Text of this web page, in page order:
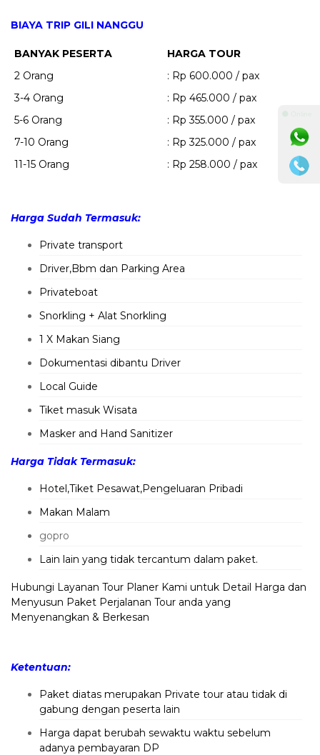
BIAYA TRIP GILI NANGGU
BANYAK PESERTA
HARGA TOUR
2 Orang
: Rp 600.000 / pax
3-4 Orang
: Rp 465.000 / pax
5-6 Orang
: Rp 355.000 / pax
7-10 Orang
: Rp 325.000 / pax
11-15 Orang
: Rp 258.000 / pax
Harga Sudah Termasuk:
Private transport
Driver,Bbm dan Parking Area
Privateboat
Snorkling + Alat Snorkling
1 X Makan Siang
Dokumentasi dibantu Driver
Local Guide
Tiket masuk Wisata
Masker and Hand Sanitizer
Harga Tidak Termasuk:
Hotel,Tiket Pesawat,Pengeluaran Pribadi
Makan Malam
gopro
Lain lain yang tidak tercantum dalam paket.
Hubungi Layanan Tour Planer Kami untuk Detail Harga dan
Menyusun Paket Perjalanan Tour anda yang
Menyenangkan & Berkesan
Ketentuan:
Paket diatas merupakan Private tour atau tidak di
gabung dengan peserta lain
Harga dapat berubah sewaktu waktu sebelum
adanya pembayaran DP